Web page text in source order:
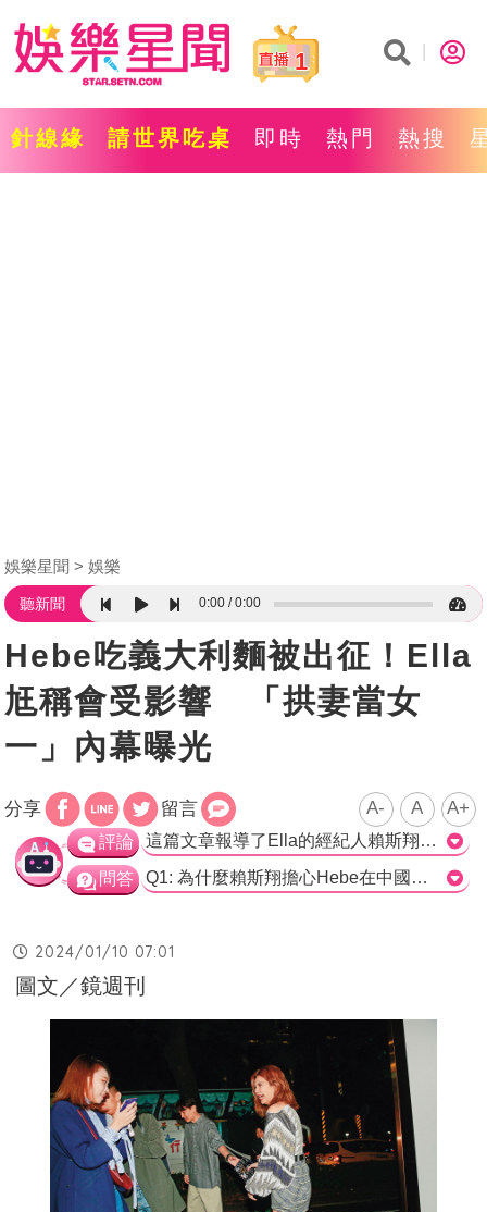
1
針線緣 請世界吃桌 即時 熱門 熱搜
娛樂星聞 娛樂
聽新聞 0:00 0:00
Hebe吃義大利麵被出征！Ella
尪稱會受影響 「拱妻當女
一」內幕曝光
分享 留言 A- A A+
評論 這篇文章報導了Ella的經紀人賴斯翔對於她和Hebe共同演出的電影的看法。賴斯翔似乎擔心Hebe的形象可能會受到中國大陸網民的影響，對於將來在中國大陸的市場銷售可能帶來負面的影響。文章提到了之前因Hebe在Instagram分享吃義大利麵的照片而遭到中國大陸網軍的指控，結果被認為是辱華行為。儘管文章也提到Hebe在對岸的事業並未受到太大影響，然而賴斯翔卻在背後使用這一事件來挑撥Ella和Hebe的關係。整體上，這篇文章報導了一個娛樂圈的小道消息，但其中也反映了中國大陸網民的敏感性和對於「辱華」行為的憂慮。>
問答 Q1: 為什麼賴斯翔擔心Hebe在中國大陸市場的發展？ A) 因為Hebe在IG限時動態中吃義大利麵的照片引發中國網軍出征，被認為是辱華事件。 B) 因為Hebe在中國大陸市場有很多粉絲，賣不好會受到批評。 C) 因為裴洛西是義大利裔，Hebe吃義大利麵被認為是辱華事件。 正確答案: A) 因為Hebe在IG限時動態中吃義大利麵的照片引發中國網軍出征，被認為是辱華事件。 Q2: 賴斯翔的建議對象是誰？ A) Hebe B) Ella C) 裴洛西 正確答案: A) Hebe Q3: 根據報導，Hebe在對岸的事業受到「義麵事件」的影響嗎？ A) 是，使得她在中國大陸市場的發展受到損害。 B) 否，她在當時冷處理，沒讓風暴持續擴大。 C) 無法確定，報導中並未提及該事件對她的影響。 正確答案: B) 否，她在當時冷處理，沒讓風暴持續擴大。
2024/01/10 07:01
圖文／鏡週刊